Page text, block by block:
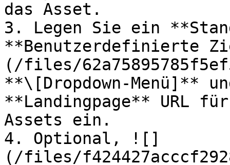
das Asset.
3. Legen Sie ein
**Benutzerdefinierte
(/files/
**\[Dropdown-Menü]**
**Landingpage** URL
Assets ein.
4. Optional, ![]
(/files/